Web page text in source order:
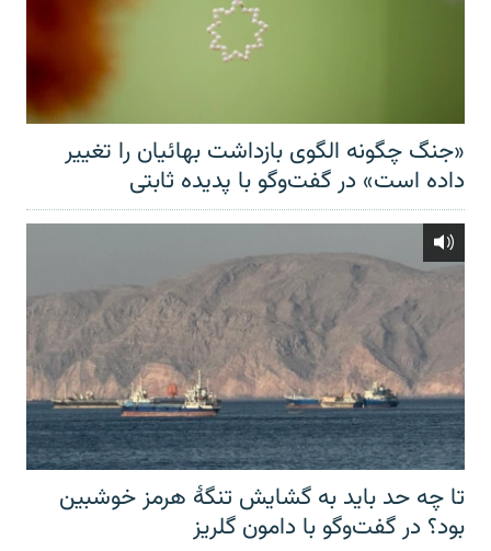
«جنگ چگونه الگوی بازداشت بهائیان را تغییر
داده است» در گفت‌وگو با پدیده ثابتی
تا چه حد باید به گشایش تنگهٔ هرمز خوشبین
بود؟ در گفت‌وگو با دامون گلریز